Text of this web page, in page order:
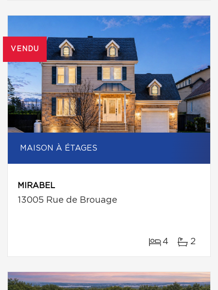
VENDU
MAISON À ÉTAGES
MIRABEL
13005 Rue de Brouage
4 2